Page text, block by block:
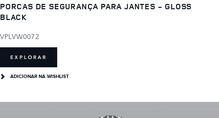
PORCAS DE SEGURANÇA PARA JANTES - GLOSS
BLACK
VPLVW0072
EXPLORAR
ADICIONAR NA WISHLIST